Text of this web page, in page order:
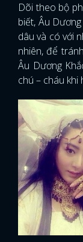
Dõi theo bộ
biết, Âu
dâu và có với
nhiên, để
Âu Dương
chú – cháu khi